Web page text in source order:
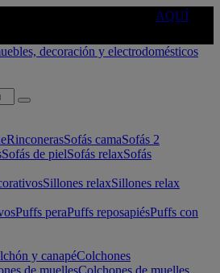
AQUÍ
RinconerasSofás camaSofás 2
Sofás de pielSofás relaxSofás
Sillones relaxSillones relax
Puffs peraPuffs reposapiésPuffs con
y canapéColchones
de muellesColchones de muelles